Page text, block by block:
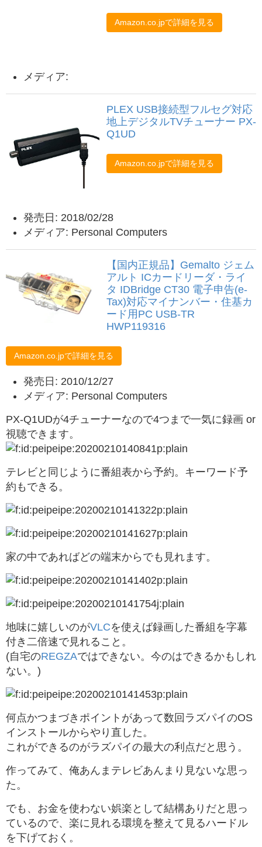
Amazon.co.jpで詳細を見る
メディア:
PLEX USB接続型フルセグ対応
地上デジタルTVチューナー PX-
Q1UD
Amazon.co.jpで詳細を見る
発売日: 2018/02/28
メディア: Personal Computers
【国内正規品】Gemalto ジェム
アルト ICカードリーダ・ライ
タ IDBridge CT30 電子申告(e-
Tax)対応マイナンバー・住基カ
ード用PC USB-TR
HWP119316
Amazon.co.jpで詳細を見る
発売日: 2010/12/27
メディア: Personal Computers
PX-Q1UDが4チューナーなので4つまで一気に録画 or
視聴できます。
テレビと同じように番組表から予約。キーワード予
約もできる。
家の中であればどの端末からでも見れます。
地味に嬉しいのがVLCを使えば録画した番組を字幕
付き二倍速で見れること。
(自宅のREGZAではできない。今のはできるかもしれ
ない。)
何点かつまづきポイントがあって数回ラズパイのOS
インストールからやり直した。
これができるのがラズパイの最大の利点だと思う。
作ってみて、俺あんまテレビあんまり見ないな思っ
た。
でも、お金を使わない娯楽として結構ありだと思っ
ているので、楽に見れる環境を整えて見るハードル
を下げておく。